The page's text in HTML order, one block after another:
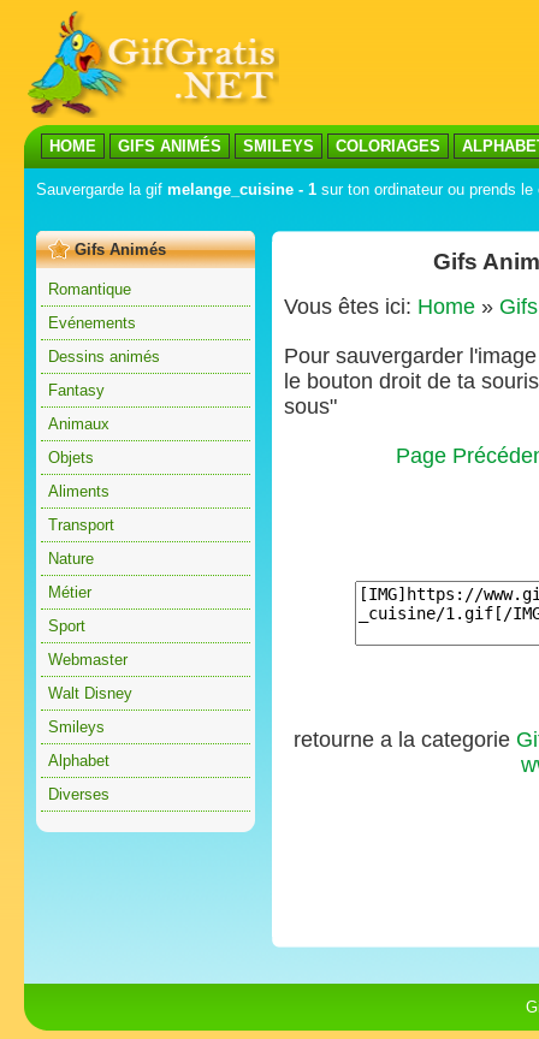
HOME GIFS ANIMÉS SMILEYS COLORIAGES
Sauvergarde la gif melange_cuisine - 1 sur ton ordinateur ou prends
Gifs Animés
Romantique
Evénements
Dessins animés
Fantasy
Animaux
Objets
Aliments
Transport
Nature
Métier
Sport
Webmaster
Walt Disney
Smileys
Alphabet
Diverses
Gifs
Vous êtes ici: Home »
Pour sauvergarder
le bouton droit de ta
sous"
Page
retourne a la categorie